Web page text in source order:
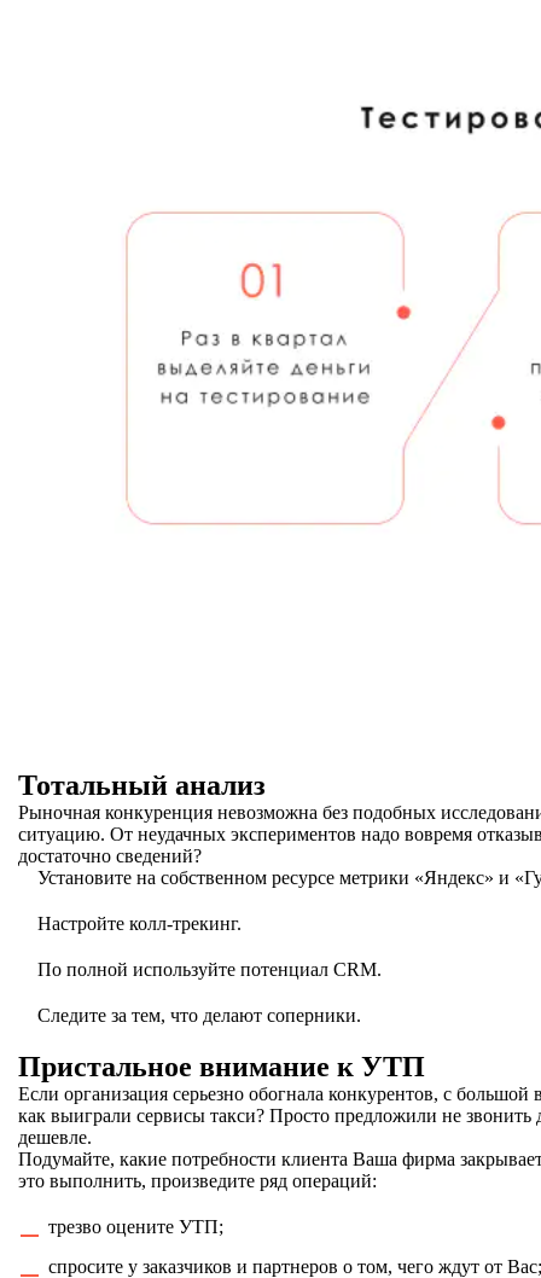
Тотальный анализ
Рыночная конкуренция невозможна без подобных
ситуацию. От неудачных экспериментов надо вовремя
достаточно сведений?
Установите на собственном ресурсе метрики «Яндекс» и
Настройте колл-трекинг.
По полной используйте потенциал CRM.
Следите за тем, что делают соперники.
Пристальное внимание к УТП
Если организация серьезно обогнала конкурентов, с
как выиграли сервисы такси? Просто предложили не звонить
дешевле.
Подумайте, какие потребности клиента Ваша фирма
это выполнить, произведите ряд операций:
трезво оцените УТП;
спросите у заказчиков и партнеров о том, чего ждут от Вас;